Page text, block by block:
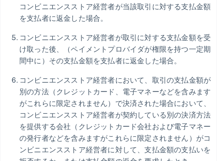
コンビニエンスストア経営者が当該取引に対する支払金額
を支払者に返金した場合。
コンビニエンスストア経営者が取引に対する支払金額を受
け取った後、（ペイメントプロバイダが権限を持つ一定期
間中に）その支払金額を支払者に返金した場合。
コンビニエンスストア経営者において、取引の支払金額が
別の方法（クレジットカード、電子マネーなどを含みます
がこれらに限定されません）で決済された場合において、
コンビニエンスストア経営者が契約している別の決済方法
を提供する会社（クレジットカード会社および電子マネー
の発行者などを含みますがこれらに限定されません）がコ
ンビニエンスストア経営者に対して、支払金額の支払いを